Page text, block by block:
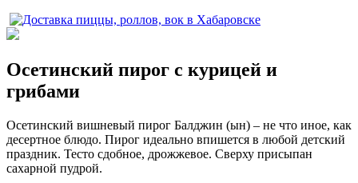
Осетинский пирог с курицей и
грибами
Осетинский вишневый пирог Балджин (ын) – не что иное, как
десертное блюдо. Пирог идеально впишется в любой детский
праздник. Тесто сдобное, дрожжевое. Сверху присыпан
сахарной пудрой.